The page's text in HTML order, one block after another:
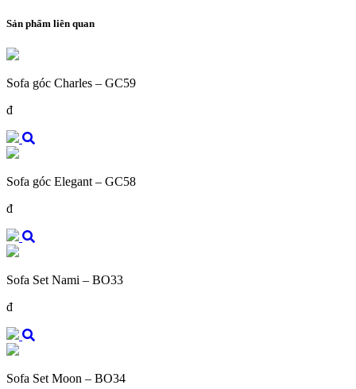
Sản phẩm liên quan
Sofa góc Charles – GC59
đ
Sofa góc Elegant – GC58
đ
Sofa Set Nami – BO33
đ
Sofa Set Moon – BO34